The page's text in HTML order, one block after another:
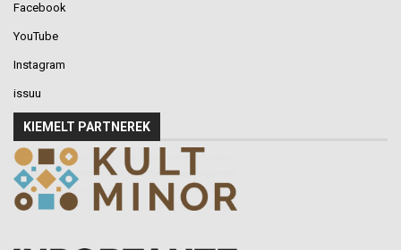
Facebook
YouTube
Instagram
issuu
KIEMELT PARTNEREK